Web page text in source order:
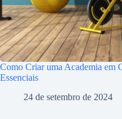
Como Criar uma Academia em
Essenciais
24 de setembro de 2024